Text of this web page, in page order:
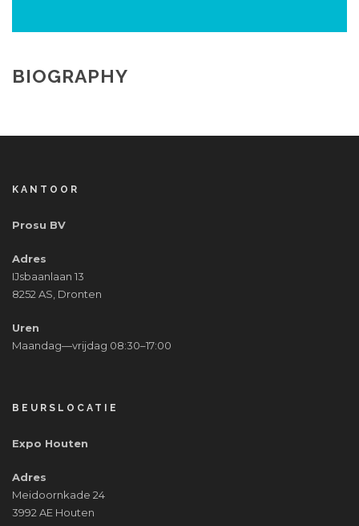
BIOGRAPHY
KANTOOR
Prosu BV
Adres
IJsbaanlaan 13
8252 AS, Dronten
Uren
Maandag—vrijdag 08:30–17:00
BEURSLOCATIE
Expo Houten
Adres
Meidoornkade 24
3992 AE Houten